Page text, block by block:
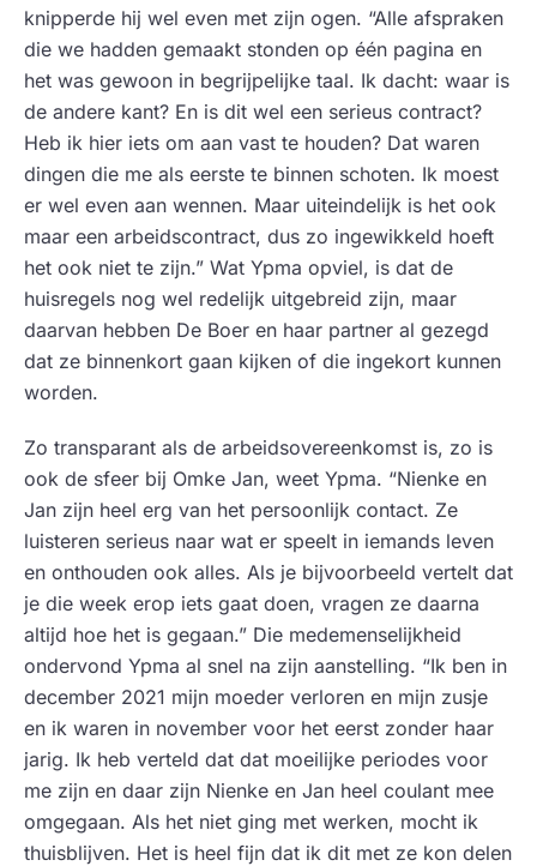
knipperde hij wel even met zijn ogen. “Alle afspraken
die we hadden gemaakt stonden op één pagina en
het was gewoon in begrijpelijke taal. Ik dacht: waar is
de andere kant? En is dit wel een serieus contract?
Heb ik hier iets om aan vast te houden? Dat waren
dingen die me als eerste te binnen schoten. Ik moest
er wel even aan wennen. Maar uiteindelijk is het ook
maar een arbeidscontract, dus zo ingewikkeld hoeft
het ook niet te zijn.” Wat Ypma opviel, is dat de
huisregels nog wel redelijk uitgebreid zijn, maar
daarvan hebben De Boer en haar partner al gezegd
dat ze binnenkort gaan kijken of die ingekort kunnen
worden.
Zo transparant als de arbeidsovereenkomst is, zo is
ook de sfeer bij Omke Jan, weet Ypma. “Nienke en
Jan zijn heel erg van het persoonlijk contact. Ze
luisteren serieus naar wat er speelt in iemands leven
en onthouden ook alles. Als je bijvoorbeeld vertelt dat
je die week erop iets gaat doen, vragen ze daarna
altijd hoe het is gegaan.” Die medemenselijkheid
ondervond Ypma al snel na zijn aanstelling. “Ik ben in
december 2021 mijn moeder verloren en mijn zusje
en ik waren in november voor het eerst zonder haar
jarig. Ik heb verteld dat dat moeilijke periodes voor
me zijn en daar zijn Nienke en Jan heel coulant mee
omgegaan. Als het niet ging met werken, mocht ik
thuisblijven. Het is heel fijn dat ik dit met ze kon delen